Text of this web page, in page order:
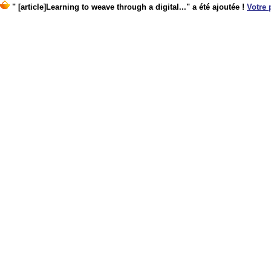
" [article]Learning to weave through a digital..." a été ajoutée ! Votre